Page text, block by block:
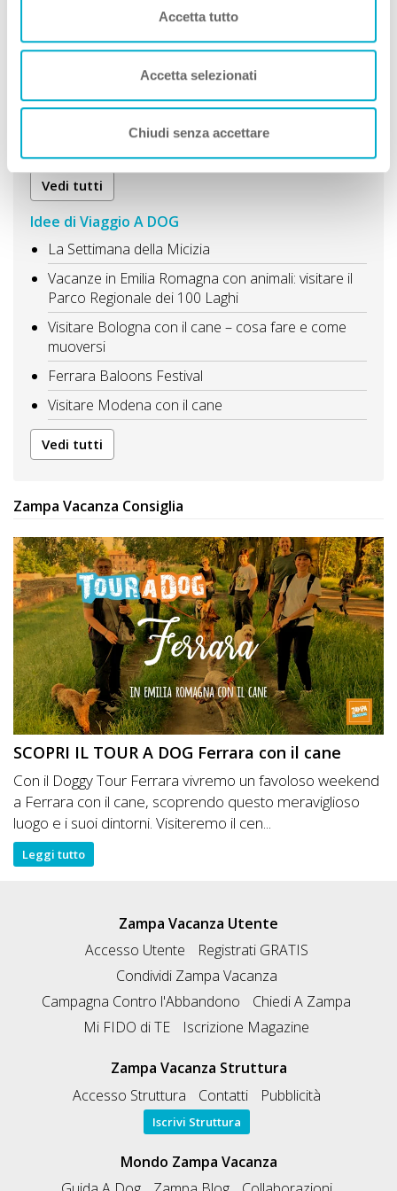
Accetta tutto
Accetta selezionati
Chiudi senza accettare
I Castelli del Ducato di Parma antiche dimore,
rocche, baluardi e fortezze
Borghi artistici e divertimento passeggiata tra
Bologna e Ravenna con il cane
Da Cesena a Forlì con il cane Alla scoperta dei
Vedi tutti
Idee di Viaggio A DOG
La Settimana della Micizia
Vacanze in Emilia Romagna con animali: visitare il
Parco Regionale dei 100 Laghi
Visitare Bologna con il cane – cosa fare e come
muoversi
Ferrara Baloons Festival
Visitare Modena con il cane
Vedi tutti
Zampa Vacanza Consiglia
SCOPRI IL TOUR A DOG Ferrara con il cane
Con il Doggy Tour Ferrara vivremo un favoloso weekend
a Ferrara con il cane, scoprendo questo meraviglioso
luogo e i suoi dintorni. Visiteremo il cen...
Leggi tutto
Zampa Vacanza Utente
Accesso Utente
Registrati GRATIS
Condividi Zampa Vacanza
Campagna Contro l'Abbandono
Chiedi A Zampa
Mi FIDO di TE
Iscrizione Magazine
Zampa Vacanza Struttura
Accesso Struttura
Contatti Pubblicità
Iscrivi Struttura
Mondo Zampa Vacanza